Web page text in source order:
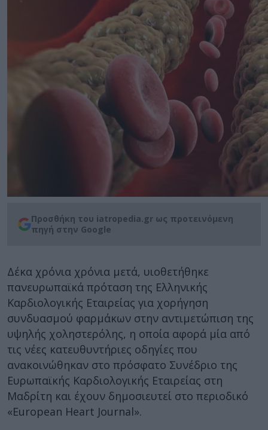
Προσθήκη του iatropedia.gr ως προτεινόμενη
πηγή στην Google
Δέκα χρόνια χρόνια μετά, υιοθετήθηκε
πανευρωπαϊκά πρόταση της Ελληνικής
Καρδιολογικής Εταιρείας για χορήγηση
συνδυασμού φαρμάκων στην αντιμετώπιση της
υψηλής χοληστερόλης, η οποία αφορά μία από
τις νέες κατευθυντήριες οδηγίες που
ανακοινώθηκαν στο πρόσφατο Συνέδριο της
Ευρωπαϊκής Καρδιολογικής Εταιρείας στη
Μαδρίτη και έχουν δημοσιευτεί στο περιοδικό
«European Ηeart Journal».